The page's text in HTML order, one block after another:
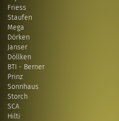
Friess
Staufen
Mega
Dörken
Janser
Döllken
BTI - Berner
Prinz
Sonnhaus
Storch
SCA
Hilti